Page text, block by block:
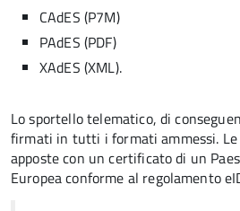
CAdES (P7M)
PAdES (PDF)
XAdES (XML).
Lo sportello telematico, di
firmati in tutti i formati ammessi. Le
apposte con un certificato di un
Europea conforme al regolamento